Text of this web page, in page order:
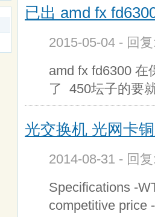
已出 amd fx
2015-05-04 - 回
amd fx fd6300
了 450坛子的要
光交换机 光网卡
2014-08-31 - 回
Specifications -
competitive price